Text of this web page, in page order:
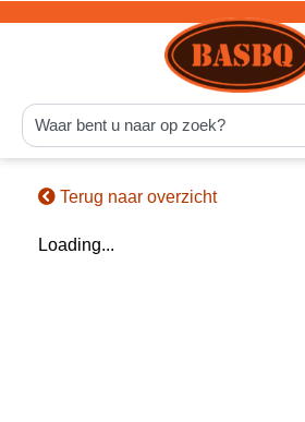
Terug naar overzicht
Loading...